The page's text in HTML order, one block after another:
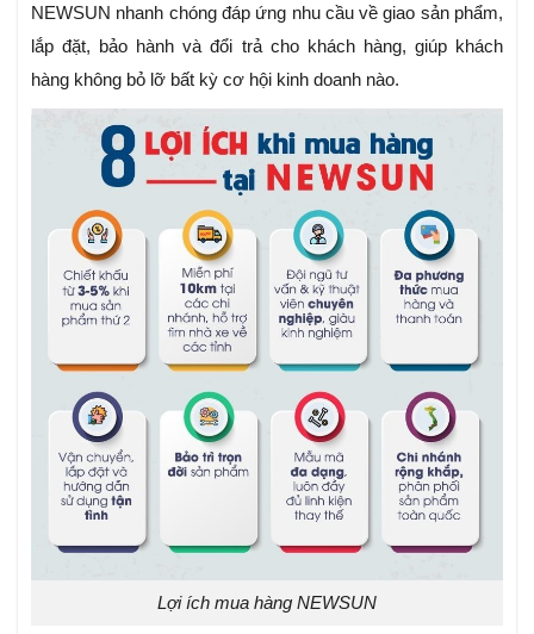
NEWSUN nhanh chóng đáp ứng nhu cầu về giao sản phẩm,
lắp đặt, bảo hành và đổi trả cho khách hàng, giúp khách
hàng không bỏ lỡ bất kỳ cơ hội kinh doanh nào.
Lợi ích mua hàng NEWSUN